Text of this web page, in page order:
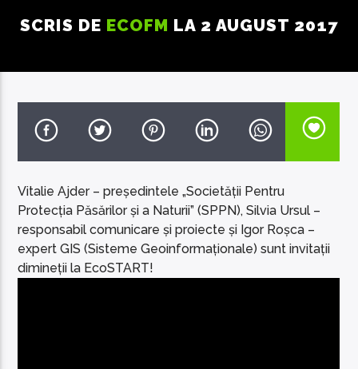
ACUM ÎN DIRECT
CONTEAZA CE ASCULTI
ECO FM
EcoFM Chisinau
SCRIS DE ECOFM LA 2 AUGUST 2017
Vitalie Ajder – președintele „Societății Pentru
Protecția Păsărilor și a Naturii” (SPPN), Silvia Ursul –
responsabil comunicare și proiecte și Igor Roșca –
expert GIS (Sisteme Geoinformaționale) sunt invitații
dimineții la EcoSTART!